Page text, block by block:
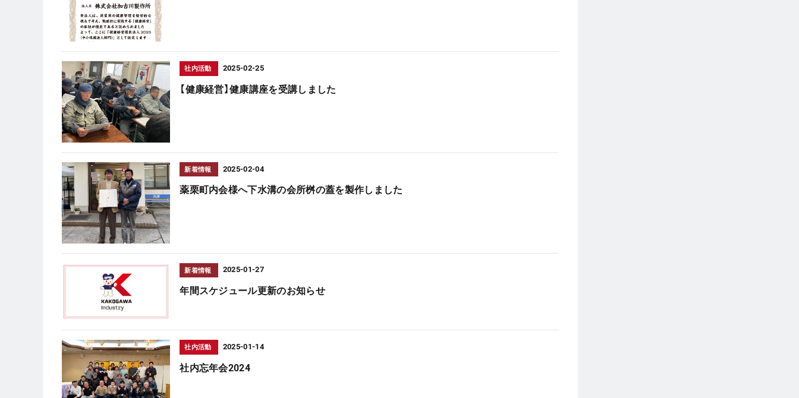
社内活動 2025-02-25
【健康経営】健康講座を受講しました
新着情報 2025-02-04
薬栗町内会様へ下水溝の会所桝の蓋を製作しました
新着情報 2025-01-27
年間スケジュール更新のお知らせ
社内活動 2025-01-14
社内忘年会2024